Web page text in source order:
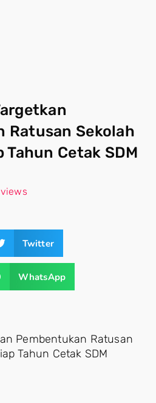
Ratusan Sekolah
Tahun Cetak SDM
views
Twitter
WhatsApp
Pembentukan Ratusan
Tahun Cetak SDM